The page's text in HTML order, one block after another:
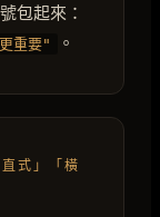
包起來：
重要" 。
式」「橫